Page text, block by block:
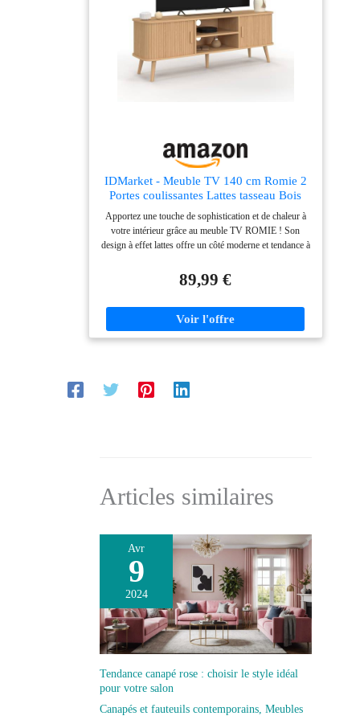
IDMarket - Meuble TV 140 cm Romie 2
Portes coulissantes Lattes tasseau Bois
Coloris chêne
Apportez une touche de sophistication et de chaleur à
votre intérieur grâce au meuble TV ROMIE ! Son
design à effet lattes offre un côté moderne et tendance à
cm, il peut accueillir un écran plat jusqu'à 60 pouces.
Pieds en bois de pin stables et structure en PB robuste
Dimensions placard coulissant : L 34,5 x l 34,5 x H 29
cm
89,99 €
Articles similaires
Avr
9
2024
Tendance canapé rose : choisir le style idéal
pour votre salon
Canapés et fauteuils contemporains, Meubles